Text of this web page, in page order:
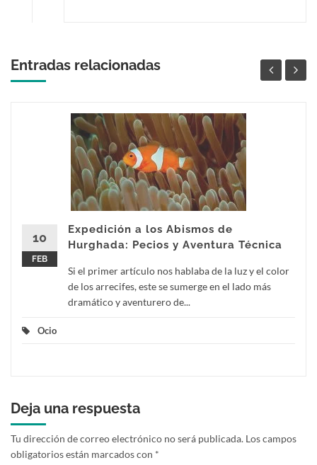
Entradas relacionadas
10
FEB
Expedición a los Abismos de
Hurghada: Pecios y Aventura Técnica
Si el primer artículo nos hablaba de la luz y el color
de los arrecifes, este se sumerge en el lado más
dramático y aventurero de...
Ocio
Deja una respuesta
Tu dirección de correo electrónico no será publicada. Los campos
obligatorios están marcados con *